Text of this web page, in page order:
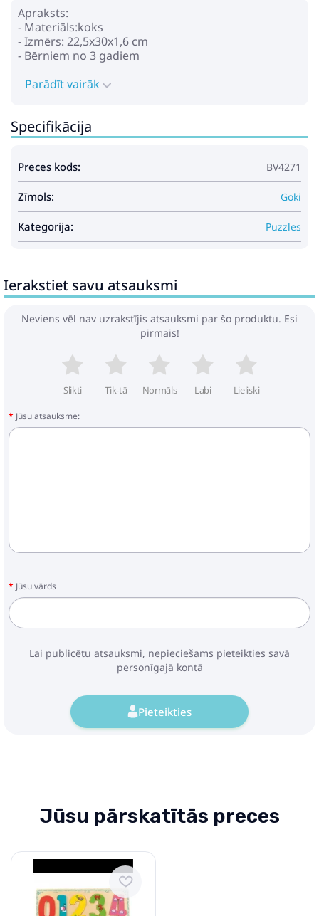
Apraksts:
- Materiāls:koks
- Izmērs: 22,5x30x1,6 cm
- Bērniem no 3 gadiem
Parādīt vairāk
Specifikācija
Preces kods: BV4271
Zīmols: Goki
Kategorija: Puzzles
Ierakstiet savu atsauksmi
Neviens vēl nav uzrakstījis atsauksmi par šo produktu. Esi
pirmais!
Slikti Tik-tā Normāls Labi Lieliski
Jūsu atsauksme:
Jūsu vārds
Lai publicētu atsauksmi, nepieciešams pieteikties savā
personīgajā kontā
Pieteikties
Jūsu pārskatītās preces